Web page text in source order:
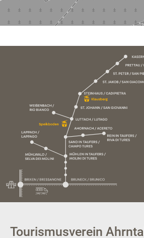
Tourismusverein Ahrntal